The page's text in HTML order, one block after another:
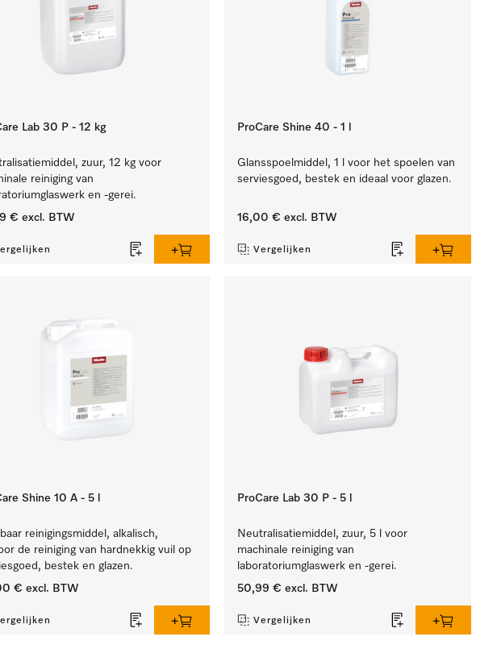
Lab 30 P - 12 kg
zuur, 12 kg voor
reiniging van
en -gerei.
€ excl. BTW
ProCare Shine 40 - 1 l
Glansspoelmiddel, 1 l voor het spoelen van
serviesgoed, bestek en ideaal voor glazen.
16,00 € excl. BTW
Vergelijken
Shine 10 A - 5 l
reinigingsmiddel, alkalisch,
de reiniging van hardnekkig vuil op
bestek en glazen.
€ excl. BTW
ProCare Lab 30 P - 5 l
Neutralisatiemiddel, zuur, 5 l voor
machinale reiniging van
laboratoriumglaswerk en -gerei.
50,99 € excl. BTW
Vergelijken